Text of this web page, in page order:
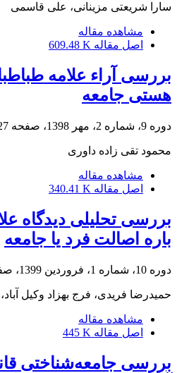
سارا شریعتی مزینانی، علی قاسمی
مشاهده مقاله
اصل مقاله 609.48 K
بررسی آراء علامه
هستی جامعه
دوره 9، شماره 2، مهر 1398، صفحه
محمود تقی زاده داوری
مشاهده مقاله
اصل مقاله 340.41 K
بررسی تحلیلی دیدگاه
باره اصالت فرد یا جامعه
دوره 10، شماره 1، فروردین 1399، صفحه
حمیدرضا فریدی، فرج بهزاد وکیل
مشاهده مقاله
اصل مقاله 445 K
بررسی جامعه‌شناختی